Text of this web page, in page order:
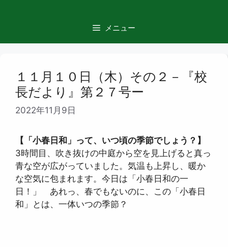
ン
メニュー
１１月１０日（木）その２－『校
長だより』第２７号ー
2022年11月9日
【「小春日和」って、いつ頃の季節でしょう？】
3時間目、吹き抜けの中庭から空を見上げると真っ
青な空が広がっていました。気温も上昇し、暖か
な空気に包まれます。今日は「小春日和の一
日！」 あれっ、春でもないのに、この「小春日
和」とは、一体いつの季節？